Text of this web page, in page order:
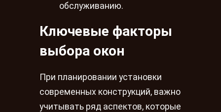
обслуживанию.
Ключевые факторы
выбора окон
При планировании установки
современных конструкций, важно
учитывать ряд аспектов, которые